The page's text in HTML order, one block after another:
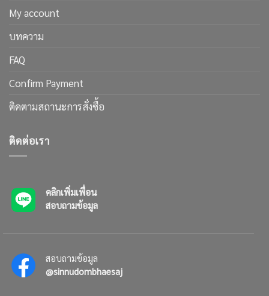
My account
บทความ
FAQ
Confirm Payment
ติดตามสถานะการสั่งซื้อ
ติดต่อเรา
คลิกเพิ่มเพื่อน
สอบถามข้อมูล
สอบถามข้อมูล
@sinnudombhaesaj